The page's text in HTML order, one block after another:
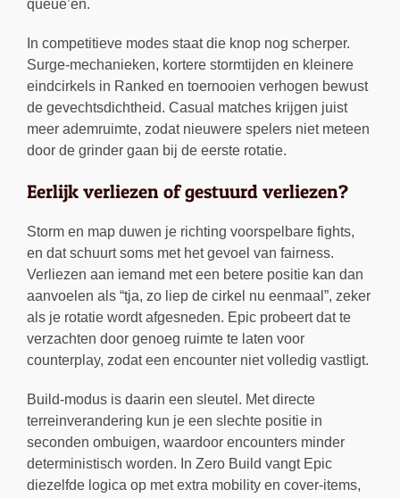
queue’en.
In competitieve modes staat die knop nog scherper.
Surge-mechanieken, kortere stormtijden en kleinere
eindcirkels in Ranked en toernooien verhogen bewust
de gevechtsdichtheid. Casual matches krijgen juist
meer ademruimte, zodat nieuwere spelers niet meteen
door de grinder gaan bij de eerste rotatie.
Eerlijk verliezen of gestuurd verliezen?
Storm en map duwen je richting voorspelbare fights,
en dat schuurt soms met het gevoel van fairness.
Verliezen aan iemand met een betere positie kan dan
aanvoelen als “tja, zo liep de cirkel nu eenmaal”, zeker
als je rotatie wordt afgesneden. Epic probeert dat te
verzachten door genoeg ruimte te laten voor
counterplay, zodat een encounter niet volledig vastligt.
Build-modus is daarin een sleutel. Met directe
terreinverandering kun je een slechte positie in
seconden ombuigen, waardoor encounters minder
deterministisch worden. In Zero Build vangt Epic
diezelfde logica op met extra mobility en cover-items,